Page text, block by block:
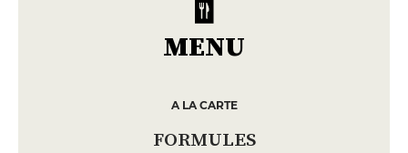
MENU
A LA CARTE
FORMULES